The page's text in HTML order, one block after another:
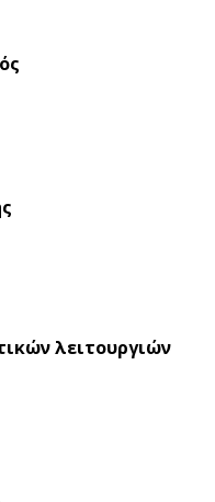
λειτουργιών